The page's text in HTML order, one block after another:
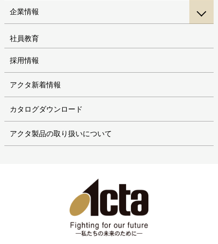
企業情報
社員教育
採用情報
アクタ新着情報
カタログダウンロード
アクタ製品の取り扱いについて